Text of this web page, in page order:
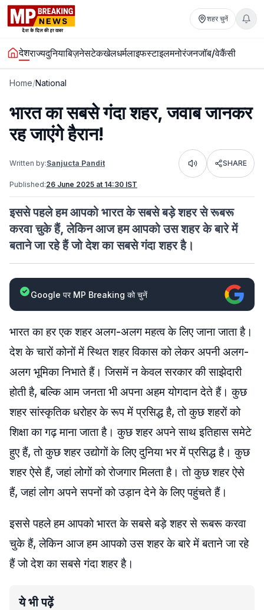
शहर चुनें
देशराज्यदुनियाबिज़नेसटेकखेलधर्मलाइफस्टाइलमनोरंजनजॉब/वेकैंसी
Home/National
भारत का सबसे गंदा शहर, जवाब जानकर
रह जाएंगे हैरान!
Written by:Sanjucta Pandit Listen SHARE
Published:26 June 2025 at 14:30 IST
इससे पहले हम आपको भारत के सबसे बड़े शहर से रूबरू
करवा चुके हैं, लेकिन आज हम आपको उस शहर के बारे में
बताने जा रहे हैं जो देश का सबसे गंदा शहर है।
Google पर MP Breaking को चुनें
भारत का हर एक शहर अलग-अलग महत्व के लिए जाना जाता है।
देश के चारों कोनों में स्थित शहर विकास को लेकर अपनी अलग-
अलग भूमिका निभाते हैं। जिसमें न केवल सरकार की साझेदारी
होती है, बल्कि आम जनता भी अपना अहम योगदान देते हैं। कुछ
शहर सांस्कृतिक धरोहर के रूप में प्रसिद्ध है, तो कुछ शहरों को
शिक्षा का गढ़ माना जाता है। कुछ शहर अपने साथ इतिहास समेटे
हुए हैं, तो कुछ शहर उद्योगों के लिए दुनिया भर में प्रसिद्ध है। कुछ
शहर ऐसे हैं, जहां लोगों को रोजगार मिलता है। तो कुछ शहर ऐसे
हैं, जहां लोग अपने सपनों को उड़ान देने के लिए पहुंचते हैं।
इससे पहले हम आपको भारत के सबसे बड़े शहर से रूबरू करवा
चुके हैं, लेकिन आज हम आपको उस शहर के बारे में बताने जा रहे
हैं जो देश का सबसे गंदा शहर है।
ये भी पढ़ें